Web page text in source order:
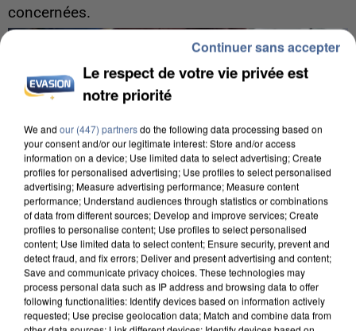
concernées.
8h00
Un second cadre de la DZ Mafia interpellé en
Le respect de votre vie privée est
notre priorité
We and our (447) partnersdo the following data processing based on
your consent and/or our legitimate interest: Store and/or access
information on a device; Use limited data to select advertising; Create
profiles for personalised advertising; Use profiles to select personalised
advertising; Measure advertising performance; Measure content
performance; Understand audiences through statistics or combinations
of data from different sources; Develop and improve services; Create
profiles to personalise content; Use profiles to select personalised
content; Use limited data to select content; Ensure security, prevent and
detect fraud, and fix errors; Deliver and present advertising and content;
Save and communicate privacy choices. These technologies may
process personal data such as IP address and browsing data to offer
following functionalities: Identify devices based on information actively
requested; Use precise geolocation data; Match and combine data from
Continuer sans accepter